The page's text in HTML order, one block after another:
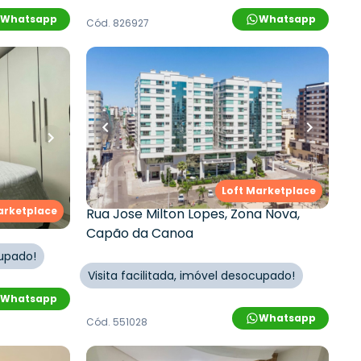
Whatsapp Whatsapp
Cód. 826927
vaga
da
Whatsapp
Loft Marketplace
R$1.430.000,00
171m²•3quartos •1banheiro•
0vagas
Apartamento • Empreendimento
Jose Milton Lopes, 841 - Capão Da
Canoa/RS
Rua Jose Milton Lopes,Zona Nova,
Capão da Canoa
Visita facilitada, imóvel desocupado!
Whatsapp
Cód. 551028